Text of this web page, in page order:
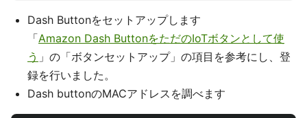
Dash Buttonをセットアップします
「Amazon Dash ButtonをただのIoTボタンとして使
う 」の「ボタンセットアップ」の項目を参考にし、登
録を行いました。
Dash buttonのMACアドレスを調べます